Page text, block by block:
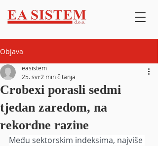
Objava
Crobexi porasli sedmi
tjedan zaredom, na
rekordne razine
easistem
25. svi 2 min čitanja
Među sektorskim indeksima, najviše